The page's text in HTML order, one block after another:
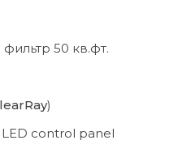
фильтр 50 кв.фт.
)
control panel